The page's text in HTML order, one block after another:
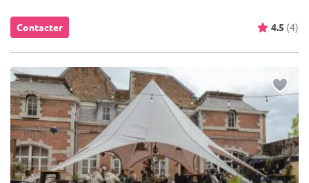
Contacter 4.5 (4)